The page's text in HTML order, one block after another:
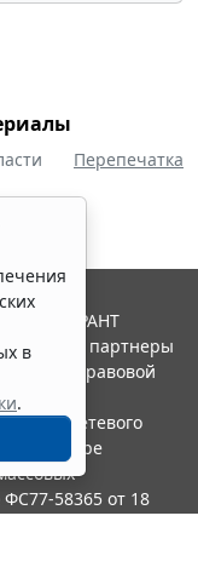
Перепечатка
в
.
ГАРАНТ
и ее партнеры
правовой
сетевого
в сфере
58365 от 18